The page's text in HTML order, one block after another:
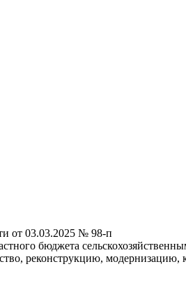
от 03.03.2025 № 98-п
бюджета
реконструкцию,